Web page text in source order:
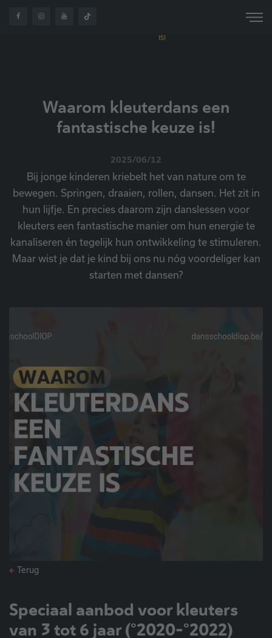
IS!
Waarom kleuterdans een
fantastische keuze is!
2025/06/12
Bij jonge kinderen kriebelt het van nature om te
bewegen. Springen, draaien, rollen, dansen. Het zit in
hun lijfje. En precies daarom zijn danslessen voor
kleuters een fantastische manier om hun energie te
kanaliseren én tegelijk hun ontwikkeling te stimuleren.
Maar wist je dat je kind bij ons nu nóg voordeliger kan
starten met dansen?
Terug
Speciaal aanbod voor kleuters
van 3 tot 6 jaar (°2020-°2022)